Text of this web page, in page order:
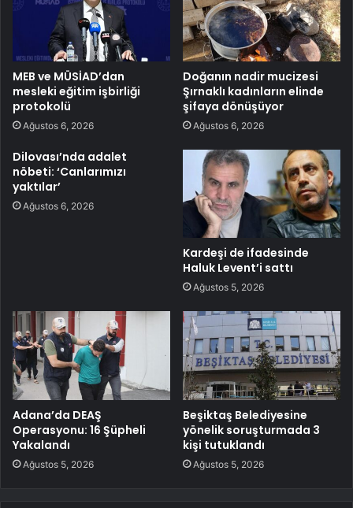
MEB ve MÜSİAD’dan
mesleki eğitim işbirliği
protokolü
Ağustos 6, 2026
Doğanın nadir mucizesi
Şırnaklı kadınların elinde
şifaya dönüşüyor
Ağustos 6, 2026
Dilovası’nda adalet
nöbeti: ‘Canlarımızı
yaktılar’
Ağustos 6, 2026
Kardeşi de ifadesinde
Haluk Levent’i sattı
Ağustos 5, 2026
Adana’da DEAŞ
Operasyonu: 16 Şüpheli
Yakalandı
Ağustos 5, 2026
Beşiktaş Belediyesine
yönelik soruşturmada 3
kişi tutuklandı
Ağustos 5, 2026